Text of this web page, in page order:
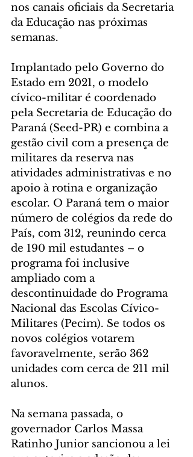
nos canais oficiais da Secretaria
da Educação nas próximas
semanas.
Implantado pelo Governo do
Estado em 2021, o modelo
cívico-militar é coordenado
pela Secretaria de Educação do
Paraná (Seed-PR) e combina a
gestão civil com a presença de
militares da reserva nas
atividades administrativas e no
apoio à rotina e organização
escolar. O Paraná tem o maior
número de colégios da rede do
País, com 312, reunindo cerca
de 190 mil estudantes – o
programa foi inclusive
ampliado com a
descontinuidade do Programa
Nacional das Escolas Cívico-
Militares (Pecim). Se todos os
novos colégios votarem
favoravelmente, serão 362
unidades com cerca de 211 mil
alunos.
Na semana passada, o
governador Carlos Massa
Ratinho Junior sancionou a lei